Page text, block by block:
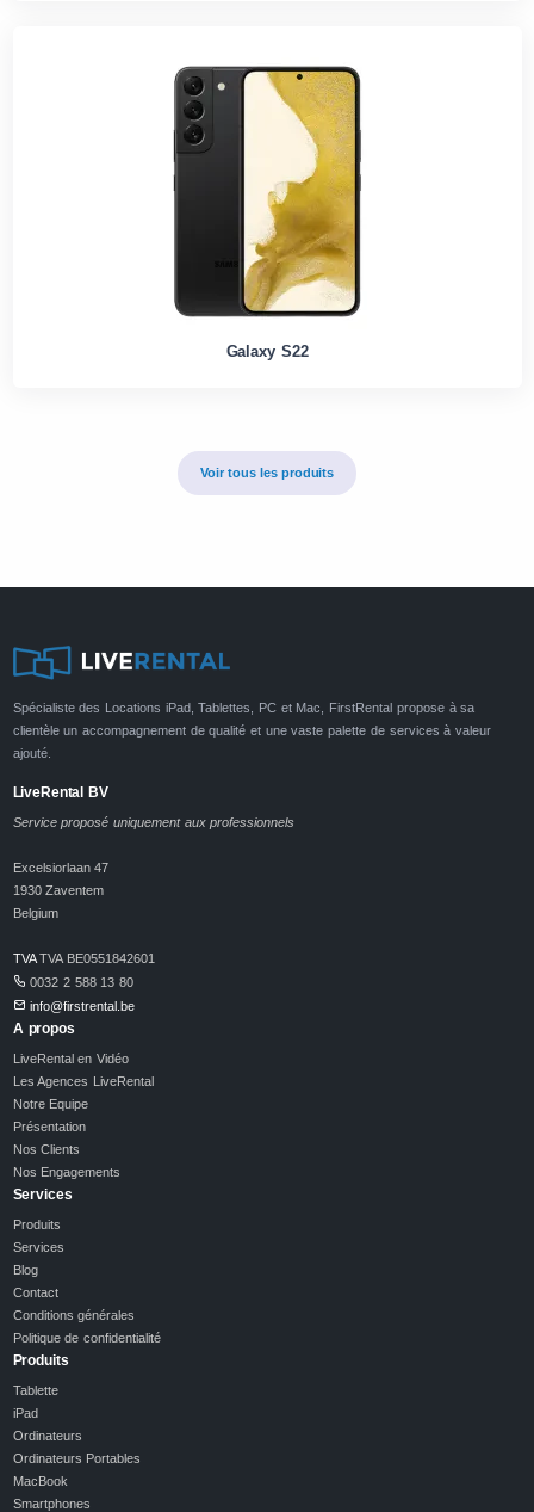
Galaxy S22
Voir tous les produits
Spécialiste des Locations iPad, Tablettes, PC et Mac, FirstRental propose à sa
clientèle un accompagnement de qualité et une vaste palette de services à valeur
ajouté.
LiveRental BV
Service proposé uniquement aux professionnels
Excelsiorlaan 47
1930 Zaventem
Belgium
TVATVA BE0551842601
0032 2 588 13 80
info@firstrental.be
A propos
LiveRental en Vidéo
Les Agences LiveRental
Notre Equipe
Présentation
Nos Clients
Nos Engagements
Services
Produits
Services
Blog
Contact
Conditions générales
Politique de confidentialité
Produits
Tablette
iPad
Ordinateurs
Ordinateurs Portables
MacBook
Smartphones